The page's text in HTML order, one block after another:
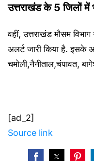
— ANI_HindiNews
उत्तराखंड के 5 जिलों में
वहीं, उत्तराखंड मौसम
अलर्ट जारी किया है. इसके
चमोली,नैनीताल,चंपावत,
[ad_2]
Source link